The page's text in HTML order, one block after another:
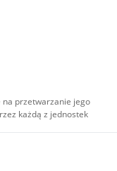
na przetwarzanie jego
każdą z jednostek